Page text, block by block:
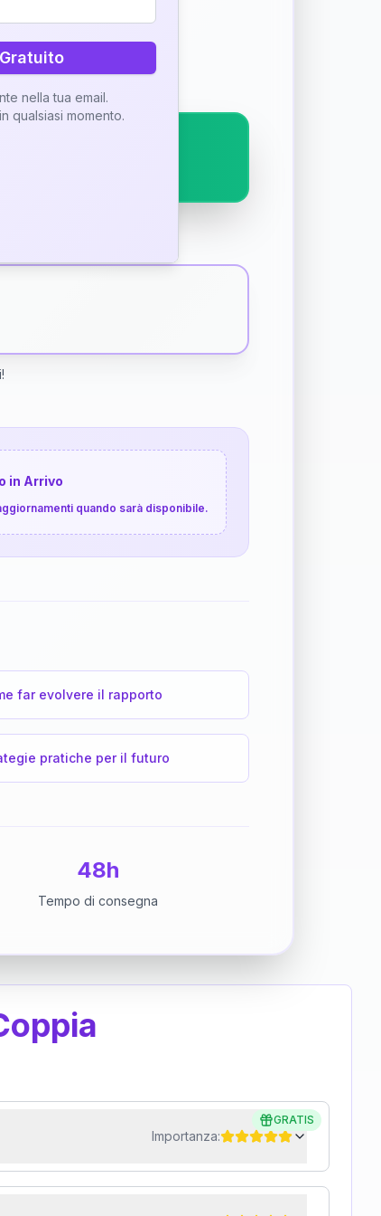
interpretazione
in Arrivo
quando sarà disponibile.
far evolvere il rapporto
pratiche per il futuro
48h
Tempo di consegna
GRATIS
Importanza:
nella tua email.
qualsiasi momento.